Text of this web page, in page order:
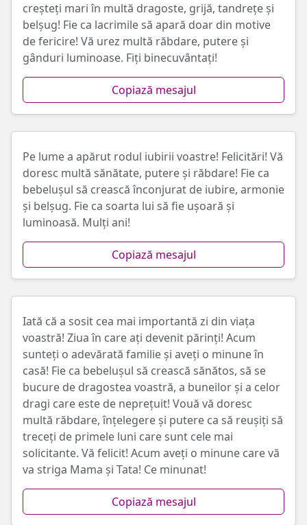
creșteți mari în multă dragoste, grijă, tandrețe și
belșug! Fie ca lacrimile să apară doar din motive
de fericire! Vă urez multă răbdare, putere și
gânduri luminoase. Fiți binecuvântați!
Copiază mesajul
Pe lume a apărut rodul iubirii voastre! Felicitări! Vă
doresc multă sănătate, putere și răbdare! Fie ca
bebelușul să crească înconjurat de iubire, armonie
și belșug. Fie ca soarta lui să fie ușoară și
luminoasă. Mulți ani!
Copiază mesajul
Iată că a sosit cea mai importantă zi din viața
voastră! Ziua în care ați devenit părinți! Acum
sunteți o adevărată familie și aveți o minune în
casă! Fie ca bebelușul să crească sănătos, să se
bucure de dragostea voastră, a buneilor și a celor
dragi care este de neprețuit! Vouă vă doresc
multă răbdare, înțelegere și putere ca să reușiți să
treceți de primele luni care sunt cele mai
solicitante. Vă felicit! Acum aveți o minune care vă
va striga Mama și Tata! Ce minunat!
Copiază mesajul